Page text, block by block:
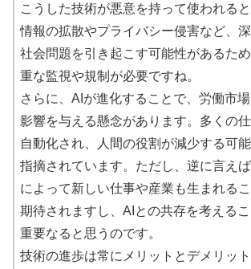
こうした技術が悪意を持って使われる
情報の拡散やプライバシー侵害など、
社会問題を引き起こす可能性があるた
重な監視や規制が必要ですね。
さらに、AIが進化することで、労働市
影響を与える懸念があります。多くの
自動化され、人間の役割が減少する可
指摘されています。ただし、逆に言えば
によって新しい仕事や産業も生まれる
期待されますし、AIとの共存を考える
重要なると思うのです。
技術の進歩は常にメリットとデメリッ